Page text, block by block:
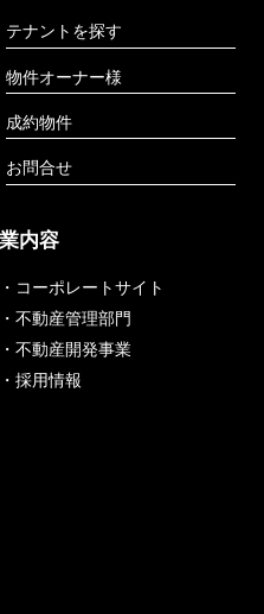
テナントを探す
物件オーナー様
成約物件
お問合せ
内容
・コーポレートサイト
・不動産管理部門
・不動産開発事業
・採用情報